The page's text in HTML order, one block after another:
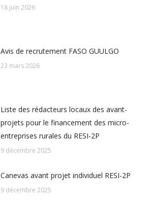
18 juin 2026
Avis de recrutement FASO GUULGO
23 mars 2026
Liste des rédacteurs locaux des avant-
projets pour le financement des micro-
entreprises rurales du RESI-2P
9 décembre 2025
Canevas avant projet individuel RESI-2P
9 décembre 2025